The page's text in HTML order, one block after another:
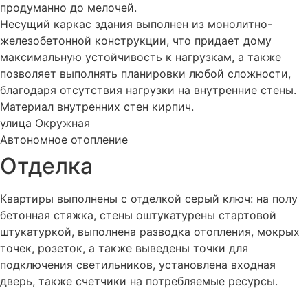
продуманно до мелочей.
Несущий каркас здания выполнен из монолитно-
железобетонной конструкции, что придает дому
максимальную устойчивость к нагрузкам, а также
позволяет выполнять планировки любой сложности,
благодаря отсутствия нагрузки на внутренние стены.
Материал внутренних стен кирпич.
улица Окружная
Автономное отопление
Отделка
Квартиры выполнены с отделкой серый ключ: на полу
бетонная стяжка, стены оштукатурены стартовой
штукатуркой, выполнена разводка отопления, мокрых
точек, розеток, а также выведены точки для
подключения светильников, установлена входная
дверь, также счетчики на потребляемые ресурсы.